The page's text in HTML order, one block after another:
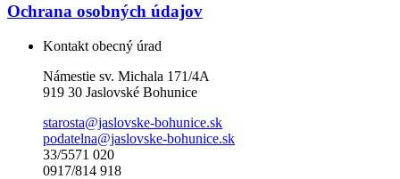
Ochrana osobných údajov
Kontakt obecný úrad
Námestie sv. Michala 171/4A
919 30 Jaslovské Bohunice
starosta@jaslovske-bohunice.sk
podatelna@jaslovske-bohunice.sk
33/5571 020
0917/814 918